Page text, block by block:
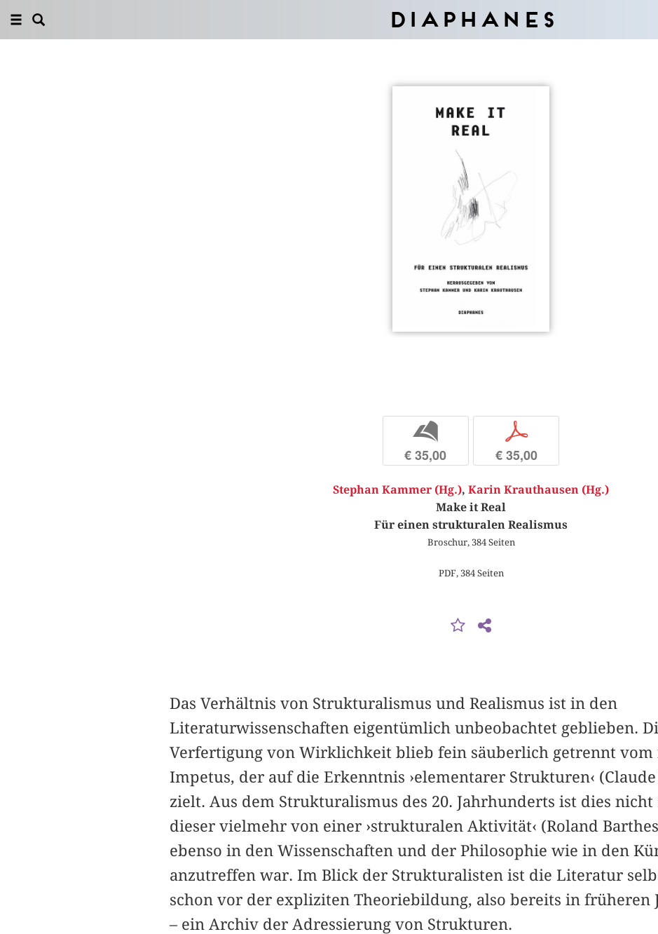
Diaphanes
b
€ 35,00
p
€ 35,00
Stephan Kammer (Hg.), Karin Krauthausen (Hg.)
Make it Real
Für einen strukturalen Realismus
Broschur, 384 Seiten
PDF, 384 Seiten
Das Verhältnis von Strukturalismus und Realismus ist in den
Literaturwissenschaften eigentümlich unbeobachtet geblieben.
Verfertigung von Wirklichkeit blieb fein säuberlich getrennt vom
Impetus, der auf die Erkenntnis ›elementarer Strukturen‹
zielt. Aus dem Strukturalismus des 20. Jahrhunderts ist dies
dieser vielmehr von einer ›strukturalen Aktivität‹ (Roland
ebenso in den Wissenschaften und der Philosophie wie in den
anzutreffen war. Im Blick der Strukturalisten ist die Literatur
schon vor der expliziten Theoriebildung, also bereits in früheren
– ein Archiv der Adressierung von Strukturen.